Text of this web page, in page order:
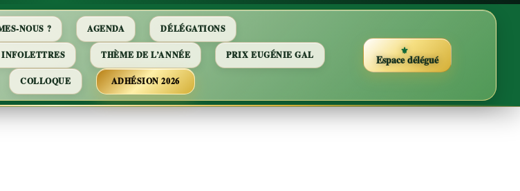
NOUS ? AGENDA DÉLÉGATIONS
INFOLETTRES THÈME DE L’ANNÉE PRIX EUGÉNIE GAL
COLLOQUE ADHÉSION 2026
Espace délégué